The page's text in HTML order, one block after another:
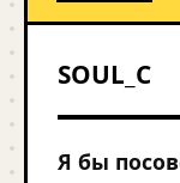
SOUL_C
Я бы